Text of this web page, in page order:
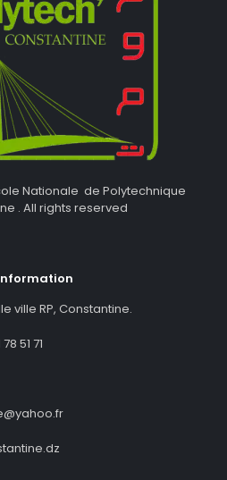
Nationale de Polytechnique
. All rights reserved
ville RP, Constantine.
51 71